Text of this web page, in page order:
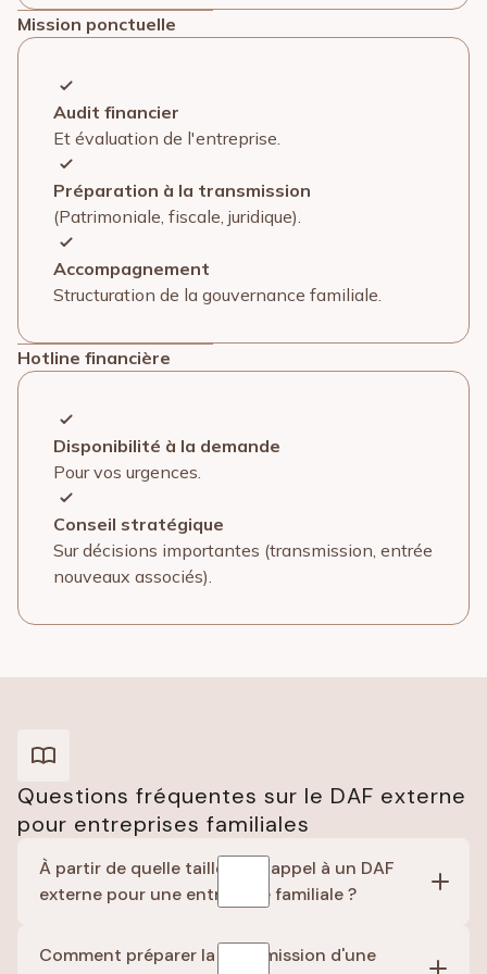
Mission ponctuelle
Audit financier
Et évaluation de l'entreprise.
Préparation à la transmission
(Patrimoniale, fiscale, juridique).
Accompagnement
Structuration de la gouvernance familiale.
Hotline financière
Disponibilité à la demande
Pour vos urgences.
Conseil stratégique
Sur décisions importantes (transmission, entrée
nouveaux associés).
Questions fréquentes sur le DAF externe
pour entreprises familiales
À partir de quelle taille faire appel à un DAF
externe pour une entreprise familiale ?
que la transmission se profile, généralement à
Comment préparer la transmission d'une